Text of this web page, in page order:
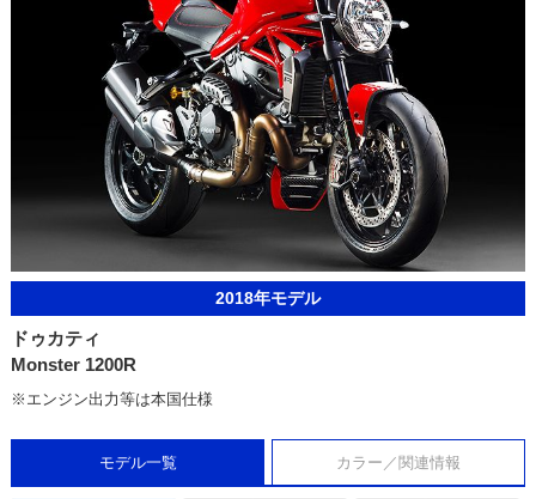
2018年モデル
ドゥカティ
Monster 1200R
※エンジン出力等は本国仕様
モデル一覧 カラー／関連情報